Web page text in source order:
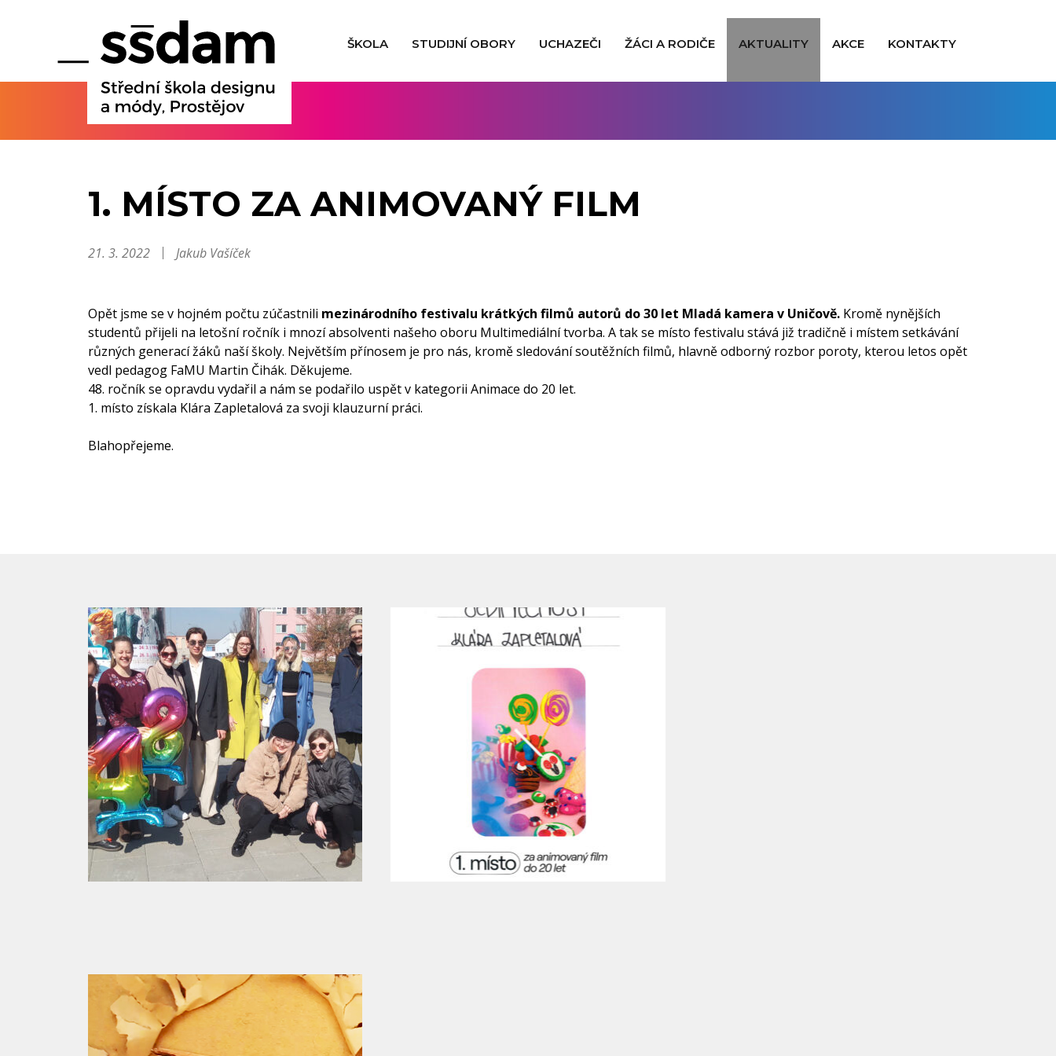
ŠKOLA STUDIJNÍ OBORY UCHAZEČI ŽÁCI A RODIČE AKTUALITY AKCE KONTAKTY
1. MÍSTO ZA ANIMOVANÝ FILM
21. 3. 2022 Jakub Vašíček
Opět jsme se v hojném počtu zúčastnili mezinárodního festivalu krátkých filmů autorů do 30 let Mladá kamera v Uničově. Kromě nynějších
studentů přijeli na letošní ročník i mnozí absolventi našeho oboru Multimediální tvorba. A tak se místo festivalu stává již tradičně i místem setkávání
různých generací žáků naší školy. Největším přínosem je pro nás, kromě sledování soutěžních filmů, hlavně odborný rozbor poroty, kterou letos opět
vedl pedagog FaMU Martin Čihák. Děkujeme.
48. ročník se opravdu vydařil a nám se podařilo uspět v kategorii Animace do 20 let.
1. místo získala Klára Zapletalová za svoji klauzurní práci.
Blahopřejeme.